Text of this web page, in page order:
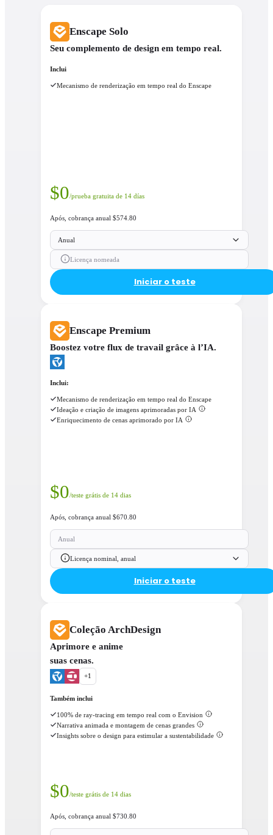
Enscape Solo
Seu complemento de design em tempo real.
Inclui
Mecanismo de renderização em tempo real do Enscape
$0/prueba gratuita de 14 días
Após, cobrança anual $574.80
Anual
Licença nomeada
Iniciar o teste
Enscape Premium
Boostez votre flux de travail grâce à l’IA.
Inclui:
Mecanismo de renderização em tempo real do Enscape
Ideação e criação de imagens aprimoradas por IA
Enriquecimento de cenas aprimorado por IA
$0/teste grátis de 14 dias
Após, cobrança anual $670.80
Anual
Licença nominal, anual
Iniciar o teste
Coleção ArchDesign
Aprimore e anime
suas cenas.
+1
Também inclui
100% de ray-tracing em tempo real com o Envision
Narrativa animada e montagem de cenas grandes
Insights sobre o design para estimular a sustentabilidade
$0/teste grátis de 14 dias
Após, cobrança anual $730.80